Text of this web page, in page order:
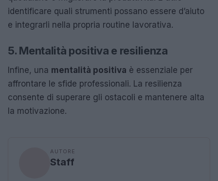
identificare quali strumenti possano essere d’aiuto
e integrarli nella propria routine lavorativa.
5. Mentalità positiva e resilienza
Infine, una mentalità positiva è essenziale per
affrontare le sfide professionali. La resilienza
consente di superare gli ostacoli e mantenere alta
la motivazione.
AUTORE
Staff